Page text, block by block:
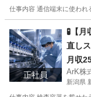
仕事内容 通信端末に使われ
工場
正社員
🧪【
直し
月収
ArK株
新潟県